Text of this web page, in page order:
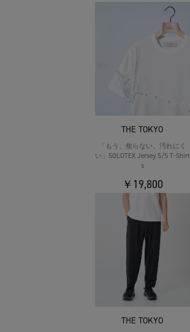
THE TOKYO
「もう、焦らない。汚れにく
い」SOLOTEX Jersey S/S T-Shirt
s
￥19,800
THE TOKYO